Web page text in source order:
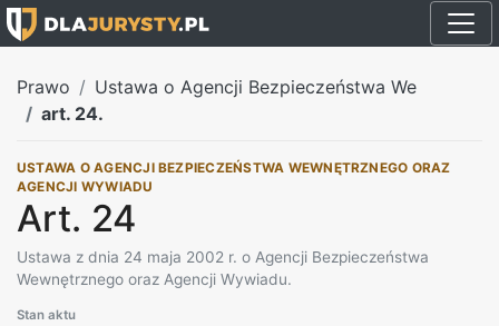
Prawo
Ustawa o Agencji Bezpieczeństwa We
art. 24.
USTAWA O AGENCJI BEZPIECZEŃSTWA WEWNĘTRZNEGO ORAZ
AGENCJI WYWIADU
Art. 24
Ustawa z dnia 24 maja 2002 r. o Agencji Bezpieczeństwa
Wewnętrznego oraz Agencji Wywiadu.
Stan aktu